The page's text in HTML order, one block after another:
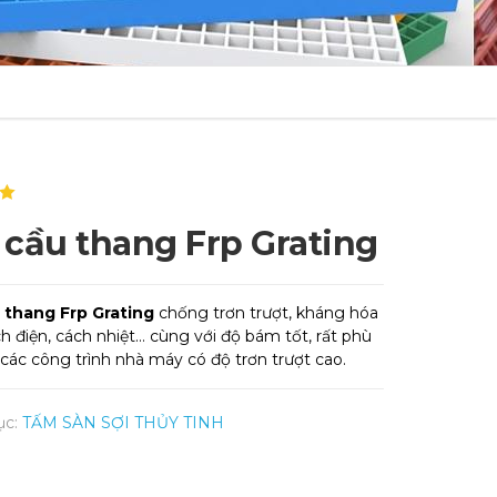
cầu thang Frp Grating
thang Frp Grating chống trơn trượt, kháng hóa
điện, cách nhiệt… cùng với độ bám tốt, rất phù
công trình nhà máy có độ trơn trượt cao.
TẤM SÀN SỢI THỦY TINH